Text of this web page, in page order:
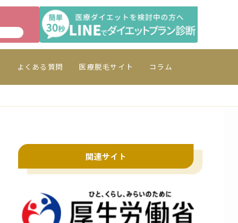
よくある質問 医療脱毛サイト コラム
関連サイト